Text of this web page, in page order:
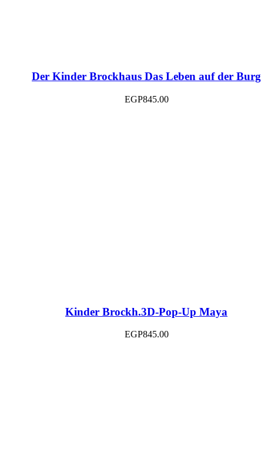
Der Kinder Brockhaus Das Leben auf der Burg
EGP845.00
Kinder Brockh.3D-Pop-Up Maya
EGP845.00